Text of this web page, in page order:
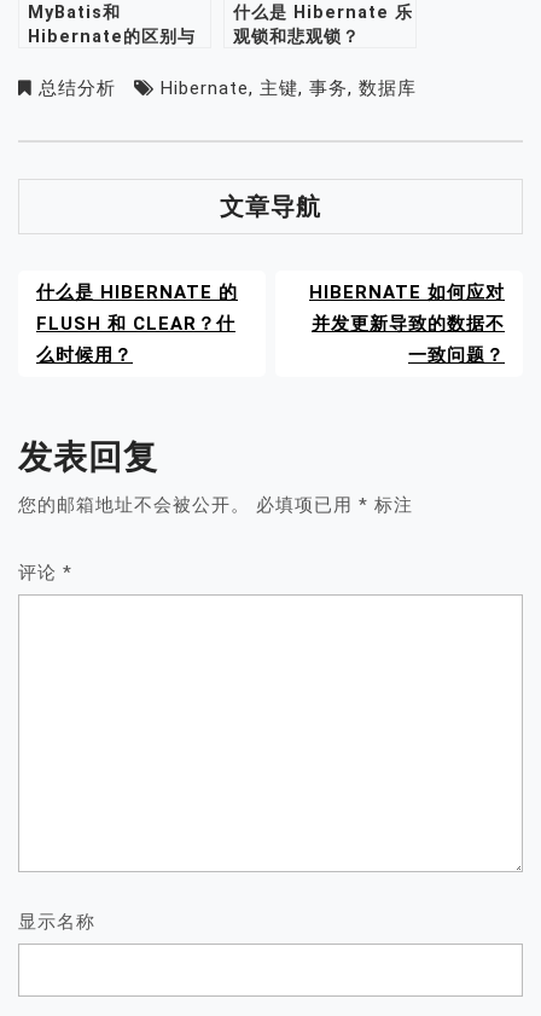
MyBatis和
Hibernate的区别与
什么是 Hibernate 乐
观锁和悲观锁？
总结分析 Hibernate, 主键, 事务, 数据库
文章导航
什么是 HIBERNATE 的
FLUSH 和 CLEAR？什
么时候用？
HIBERNATE 如何应对
并发更新导致的数据不
一致问题？
发表回复
您的邮箱地址不会被公开。 必填项已用 * 标注
评论 *
显示名称